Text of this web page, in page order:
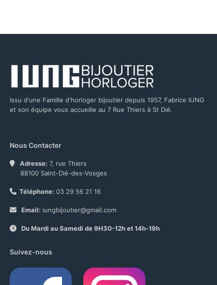
Issu d'une Famille d'horloger bijoutier depuis 1957, Fabrice IUNG
et son équipe vous accueille au 7 Rue Thiers à St Dié.
Nous Contacter
Adresse: 7, rue Thiers
88100 Saint-Dié-des-Vosges
Téléphone: 03 29 56 21 16
Email: iungbijoutier@gmail.com
Du Mardi au Samedi de 9H30-12h et 14h-19h
Suivez-nous